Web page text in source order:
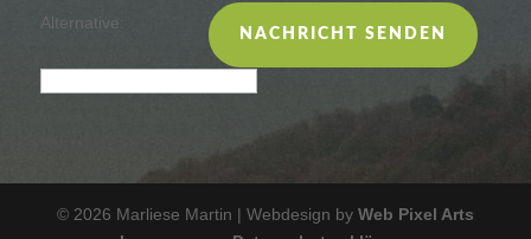
NACHRICHT SENDEN
Alternative:
© 2026 Marliese Martin | Webdesign by Web Pixel Arts